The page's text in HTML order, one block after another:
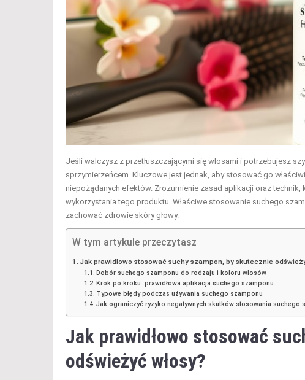
Jeśli walczysz z przetłuszczającymi się włosami i potrzebujesz
sprzymierzeńcem. Kluczowe jest jednak, aby stosować go
niepożądanych efektów. Zrozumienie zasad aplikacji oraz
wykorzystania tego produktu. Właściwe stosowanie suchego
zachować zdrowie skóry głowy.
W tym artykule przeczytasz
Jak prawidłowo stosować suchy szampon, by skutecznie
Dobór suchego szamponu do rodzaju i koloru włosów
Krok po kroku: prawidłowa aplikacja suchego szamponu
Typowe błędy podczas używania suchego szamponu
Jak ograniczyć ryzyko negatywnych skutków stosowania suchego
Jak prawidłowo stosować
odświeżyć włosy?